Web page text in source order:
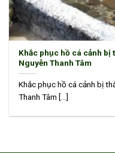
Khắc phục hồ cá cảnh bị
Nguyễn Thanh Tâm
Khắc phục hồ cá cảnh bị
Thanh Tâm [...]